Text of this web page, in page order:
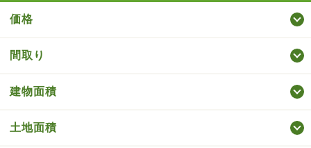
価格
間取り
建物面積
土地面積